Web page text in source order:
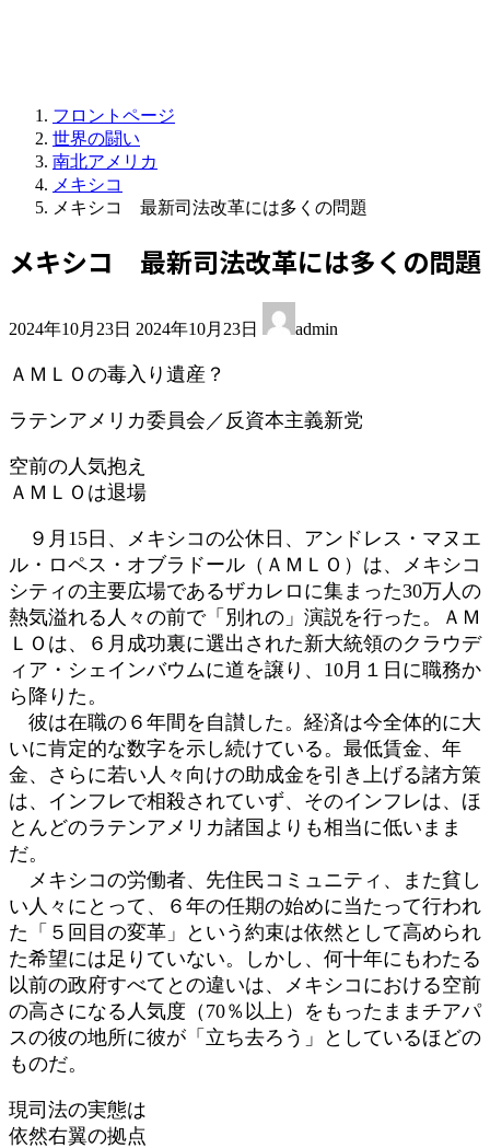
フロントページ
世界の闘い
南北アメリカ
メキシコ
メキシコ 最新司法改革には多くの問題
メキシコ 最新司法改革には多くの問題
2024年10月23日 終
新
時
2024年10月23日 admin
ＡＭＬＯの毒入り遺産？
ラテンアメリカ委員会／反資本主義新党
空前の人気抱え
ＡＭＬＯは退場
９月15日、メキシコの公休日、アンドレス・マヌエ
ル・ロペス・オブラドール（ＡＭＬＯ）は、メキシコ
シティの主要広場であるザカレロに集まった30万人の
熱気溢れる人々の前で「別れの」演説を行った。ＡＭ
ＬＯは、６月成功裏に選出された新大統領のクラウデ
ィア・シェインバウムに道を譲り、10月１日に職務か
ら降りた。
彼は在職の６年間を自讃した。経済は今全体的に大
いに肯定的な数字を示し続けている。最低賃金、年
金、さらに若い人々向けの助成金を引き上げる諸方策
は、インフレで相殺されていず、そのインフレは、ほ
とんどのラテンアメリカ諸国よりも相当に低いまま
だ。
メキシコの労働者、先住民コミュニティ、また貧し
い人々にとって、６年の任期の始めに当たって行われ
た「５回目の変革」という約束は依然として高められ
た希望には足りていない。しかし、何十年にもわたる
以前の政府すべてとの違いは、メキシコにおける空前
の高さになる人気度（70％以上）をもったままチアパ
スの彼の地所に彼が「立ち去ろう」としているほどの
ものだ。
現司法の実態は
依然右翼の拠点